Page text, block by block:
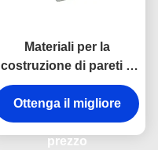
Materiali per la
costruzione di pareti a
cortina ad alta
resistenza
Ottenga il migliore
prezzo